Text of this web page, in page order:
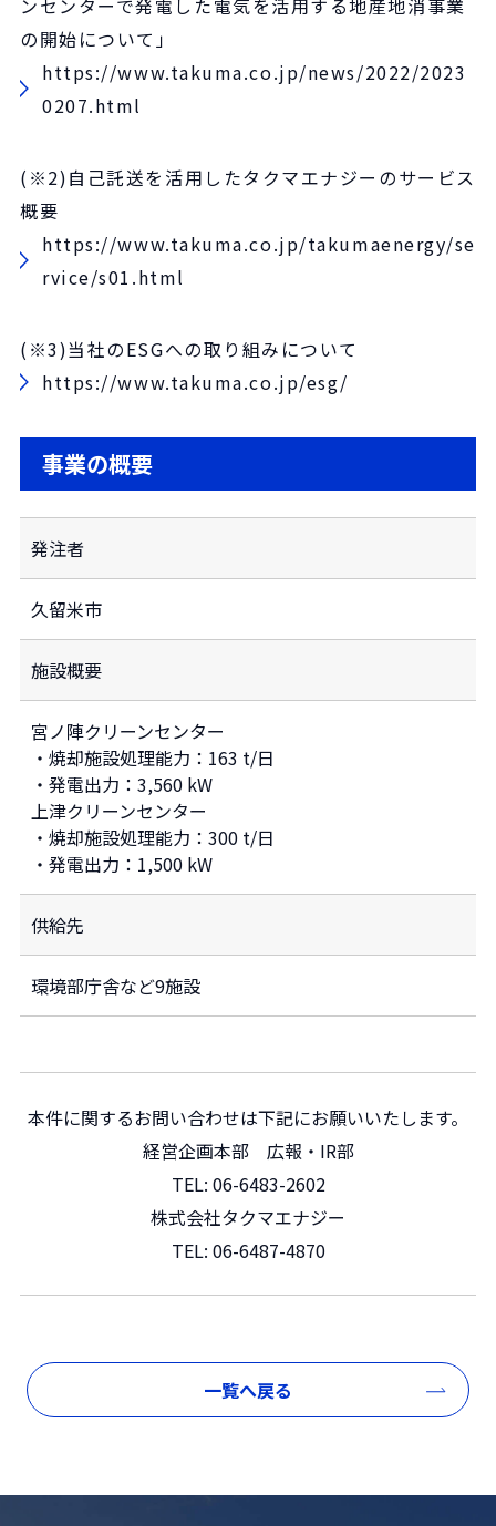
ンセンターで発電した電気を活用する地産地消事業
の開始について」
https://www.takuma.co.jp/news/2022/2023
0207.html
(※2)自己託送を活用したタクマエナジーのサービス
概要
https://www.takuma.co.jp/takumaenergy/se
rvice/s01.html
(※3)当社のESGへの取り組みについて
https://www.takuma.co.jp/esg/
事業の概要
発注者
久留米市
施設概要
宮ノ陣クリーンセンター
・焼却施設処理能力：163 t/日
・発電出力：3,560 kW
上津クリーンセンター
・焼却施設処理能力：300 t/日
・発電出力：1,500 kW
供給先
環境部庁舎など9施設
本件に関するお問い合わせは下記にお願いいたします。
経営企画本部 広報・IR部
TEL: 06-6483-2602
株式会社タクマエナジー
TEL: 06-6487-4870
一覧へ戻る